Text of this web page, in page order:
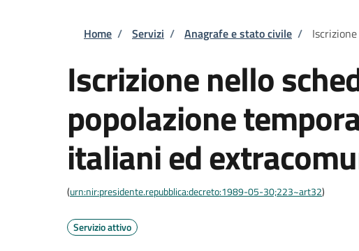
Briciole di pane
Home / Servizi / Anagrafe e stato civile /
Iscrizione nello
popolazione
italiani ed
(urn:nir:presidente.repubblica:decreto:1989-05-30;223~art32)
Servizio attivo